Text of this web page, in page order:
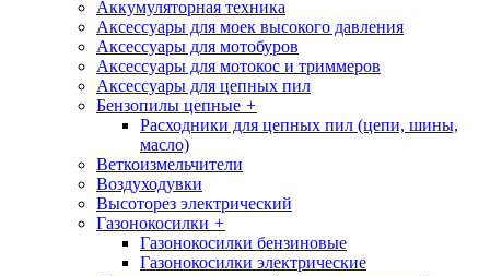
Аккумуляторная техника
Аксессуары для моек высокого давления
Аксессуары для мотобуров
Аксессуары для мотокос и триммеров
Аксессуары для цепных пил
Бензопилы цепные +
Расходники для цепных пил (цепи, шины,
масло)
Веткоизмельчители
Воздуходувки
Высоторез электрический
Газонокосилки +
Газонокосилки бензиновые
Газонокосилки электрические